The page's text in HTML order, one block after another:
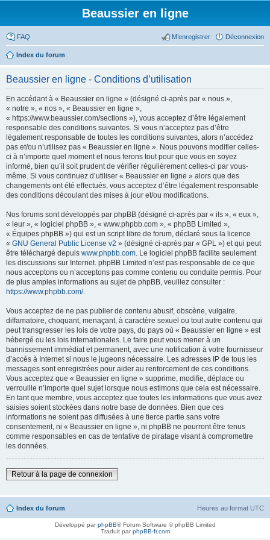
Beaussier en ligne
FAQ Déconnexion
M’enregistrer
Index du forum
Beaussier en ligne - Conditions d’utilisation
En accédant à « Beaussier en ligne » (désigné ci-après par « nous »,
« notre », « nos », « Beaussier en ligne »,
« https://www.beaussier.com/sections »), vous acceptez d’être légalement
responsable des conditions suivantes. Si vous n’acceptez pas d’être
légalement responsable de toutes les conditions suivantes, alors n’accédez
pas et/ou n’utilisez pas « Beaussier en ligne ». Nous pouvons modifier celles-
ci à n’importe quel moment et nous ferons tout pour que vous en soyez
informé, bien qu’il soit prudent de vérifier régulièrement celles-ci par vous-
même. Si vous continuez d’utiliser « Beaussier en ligne » alors que des
changements ont été effectués, vous acceptez d’être légalement responsable
des conditions découlant des mises à jour et/ou modifications.
Nos forums sont développés par phpBB (désigné ci-après par « ils », « eux »,
« leur », « logiciel phpBB », « www.phpbb.com », « phpBB Limited »,
« Équipes phpBB ») qui est un script libre de forum, déclaré sous la licence
« GNU General Public License v2 » (désigné ci-après par « GPL ») et qui peut
être téléchargé depuis www.phpbb.com. Le logiciel phpBB facilite seulement
les discussions sur Internet. phpBB Limited n’est pas responsable de ce que
nous acceptons ou n’acceptons pas comme contenu ou conduite permis. Pour
de plus amples informations au sujet de phpBB, veuillez consulter :
https://www.phpbb.com/.
Vous acceptez de ne pas publier de contenu abusif, obscène, vulgaire,
diffamatoire, choquant, menaçant, à caractère sexuel ou tout autre contenu qui
peut transgresser les lois de votre pays, du pays où « Beaussier en ligne » est
hébergé ou les lois internationales. Le faire peut vous mener à un
bannissement immédiat et permanent, avec une notification à votre fournisseur
d’accès à Internet si nous le jugeons nécessaire. Les adresses IP de tous les
messages sont enregistrées pour aider au renforcement de ces conditions.
Vous acceptez que « Beaussier en ligne » supprime, modifie, déplace ou
verrouille n’importe quel sujet lorsque nous estimons que cela est nécessaire.
En tant que membre, vous acceptez que toutes les informations que vous avez
saisies soient stockées dans notre base de données. Bien que ces
informations ne soient pas diffusées à une tierce partie sans votre
consentement, ni « Beaussier en ligne », ni phpBB ne pourront être tenus
comme responsables en cas de tentative de piratage visant à compromettre
les données.
Retour à la page de connexion
Index du forum Heures au format UTC
Développé parphpBB® Forum Software © phpBB Limited
Traduit parphpBB-fr.com